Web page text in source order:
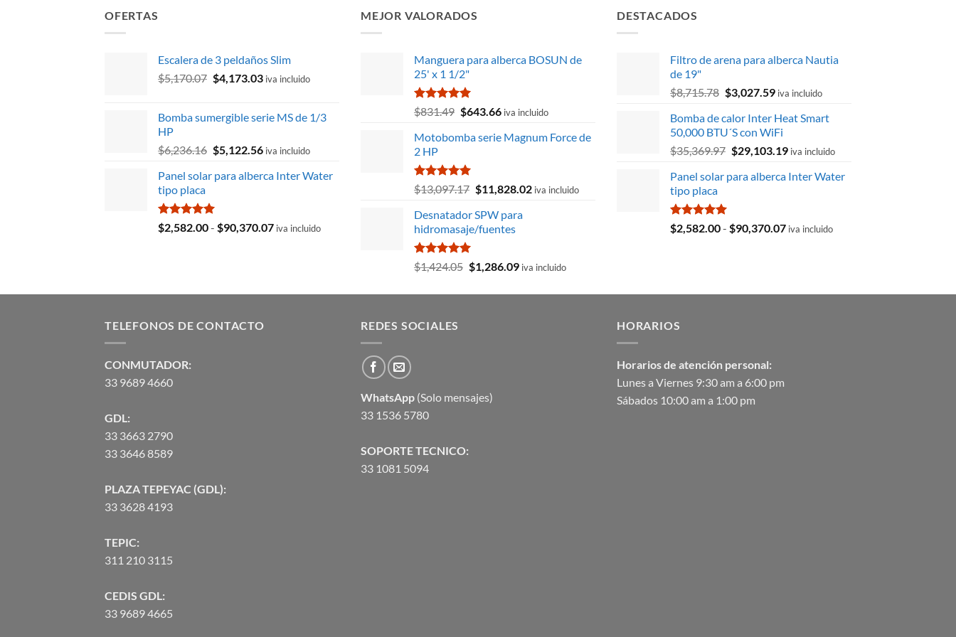
OFERTAS
Escalera de 3 peldaños Slim
$5,170.07 El
era:
$4,173.03El
es:
iva incluido
Bomba sumergible serie MS de 1/3
HP
$6,236.16 El
original
$6,236.16.
$5,122.56El
actual
iva incluido
Panel solar para alberca Inter Water
tipo placa
Valorado
con
$2,582.00- $90,370.07Rango
iva incluido
MEJOR VALORADOS
Manguera para alberca BOSUN de
25' x 1 1/2"
Valorado
con
de 5
$831.49 El
original
$831.49.
$643.66El
actual
iva incluido
Motobomba serie Magnum Force de
2 HP
Valorado
con
de 5
$13,097.17 El
original
era:
$11,828.02Eliva incluido
Desnatador SPW para
hidromasaje/fuentes
Valorado
con
$1,424.05 El
original
$1,286.09El
actual
iva incluido
DESTACADOS
Filtro de arena para alberca Nautia
de 19"
$8,715.78 El
original
era:
$8,715.78.
$3,027.59El
actual
es:
$3,027.59.
iva incluido
Bomba de calor Inter Heat Smart
50,000 BTU´S con WiFi
$35,369.97 El
original
$29,103.19El
actual
iva incluido
Panel solar para alberca Inter Water
tipo placa
Valorado
con
$2,582.00- $90,370.07Rango
iva incluido
TELEFONOS DE CONTACTO
CONMUTADOR:
33 9689 4660
GDL:
33 3663 2790
33 3646 8589
PLAZA TEPEYAC (GDL):
33 3628 4193
TEPIC:
311 210 3115
CEDIS GDL:
33 9689 4665
REDES SOCIALES
WhatsApp (Solo mensajes)
33 1536 5780
SOPORTE TECNICO:
33 1081 5094
HORARIOS
Horarios de atención personal:
Lunes a Viernes 9:30 am a 6:00 pm
Sábados 10:00 am a 1:00 pm